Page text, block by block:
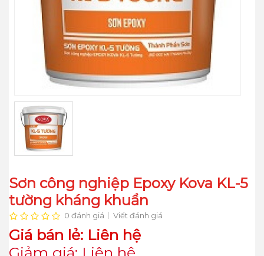
Sơn công nghiệp Epoxy Kova KL-5
tường kháng khuẩn
0 đánh giá Viết đánh giá
Giá bán lẻ: Liên hệ